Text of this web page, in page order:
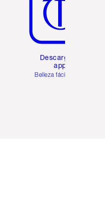
Descarga la
app
Belleza fácil para ti